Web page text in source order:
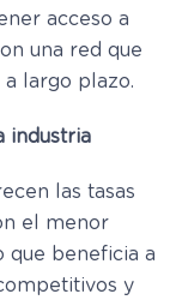
acceso a
una red que
largo plazo.
industria
las tasas
el menor
que beneficia a
y